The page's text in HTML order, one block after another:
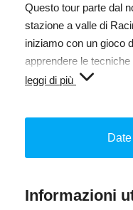
Questo tour parte dal
stazione a valle di
iniziamo con un gioco
apprendere le
sicurezza. Quindi
fontana delle streghe.
Lunghezza: ca. 15 km
leggi di più
Informazioni